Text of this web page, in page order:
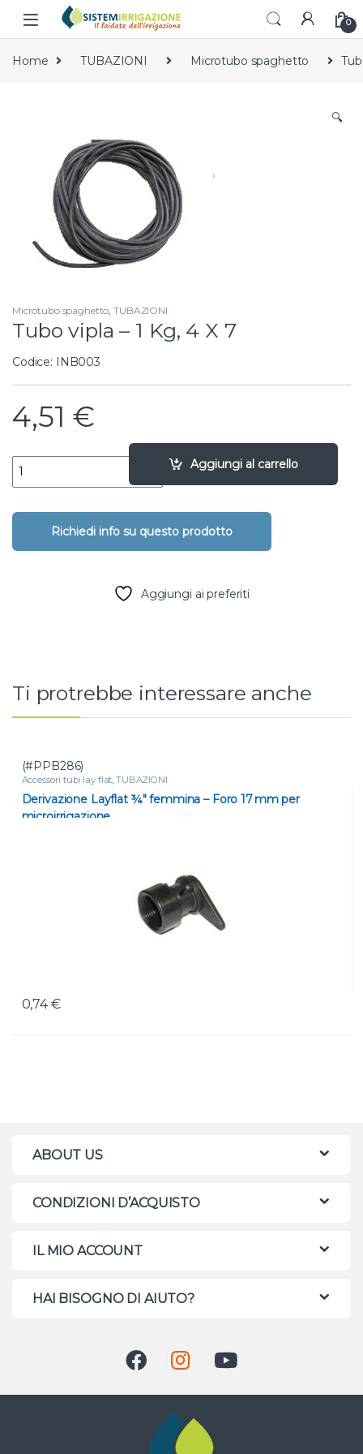
Skip to navigation
Skip to content
0
Home TUBAZIONI Microtubo spaghetto
🔍
Microtubo spaghetto,TUBAZIONI
Tubo vipla – 1 Kg, 4 X 7
Codice: INB003
4,51 €
Tubo vipla - 1 Kg, 4 X 7 quantity Aggiungi al carrello
Aggiungi ai preferiti
Ti protrebbe interessare anche
(#PPB286)
Accessori tubi lay flat,TUBAZIONI
Derivazione Layflat ¾″ femmina – Foro 17 mm per
microirrigazione
0,74€
ABOUT US
CONDIZIONI D’ACQUISTO
IL MIO ACCOUNT
HAI BISOGNO DI AIUTO?